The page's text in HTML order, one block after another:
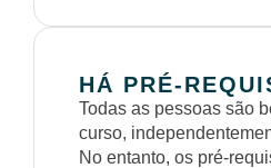
HÁ PRÉ-
Todas as pessoas são
curso,
No entanto, os pré-